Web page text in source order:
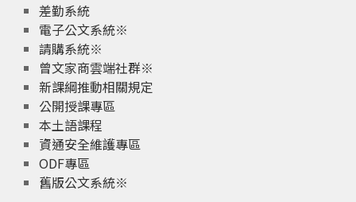
差勤系統
電子公文系統※
請購系統※
曾文家商雲端社群※
新課綱推動相關規定
公開授課專區
本土語課程
資通安全維護專區
ODF專區
舊版公文系統※